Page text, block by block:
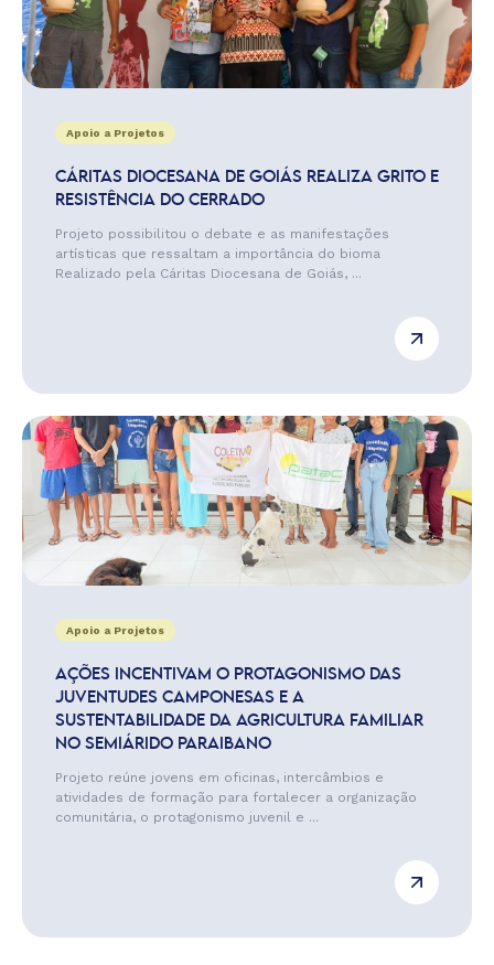
Apoio a Projetos
CÁRITAS DIOCESANA DE GOIÁS REALIZA GRITO E
RESISTÊNCIA DO CERRADO
Projeto possibilitou o debate e as manifestações
artísticas que ressaltam a importância do bioma
Realizado pela Cáritas Diocesana de Goiás, ...
Apoio a Projetos
AÇÕES INCENTIVAM O PROTAGONISMO DAS
JUVENTUDES CAMPONESAS E A
SUSTENTABILIDADE DA AGRICULTURA FAMILIAR
NO SEMIÁRIDO PARAIBANO
Projeto reúne jovens em oficinas, intercâmbios e
atividades de formação para fortalecer a organização
comunitária, o protagonismo juvenil e ...